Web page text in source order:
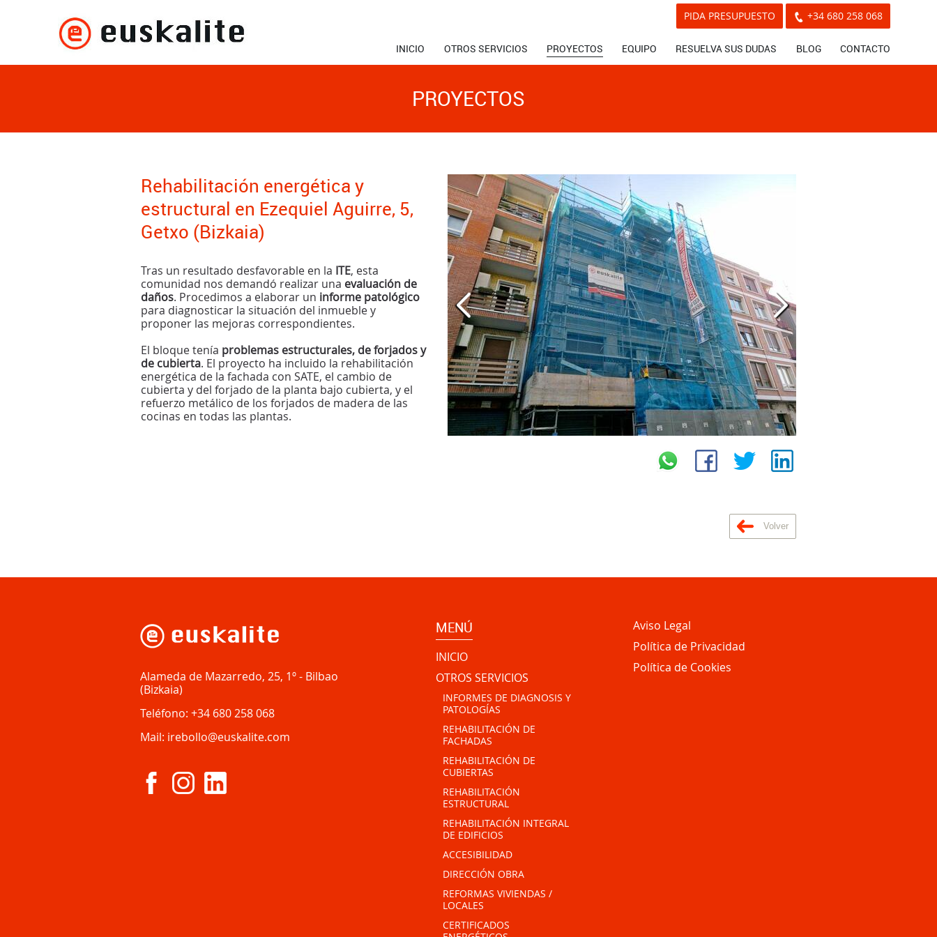
INICIO OTROS SERVICIOS PROYECTOS EQUIPO RESUELVA SUS DUDAS BLOG CONTACTO
PIDA PRESUPUESTO +34 680 258 068
PROYECTOS
Rehabilitación energética y
estructural en Ezequiel Aguirre, 5,
Getxo (Bizkaia)
Tras un resultado desfavorable en la ITE, esta
comunidad nos demandó realizar una evaluación de
daños. Procedimos a elaborar un informe patológico
para diagnosticar la situación del inmueble y
proponer las mejoras correspondientes.
El bloque tenía problemas estructurales, de forjados y
de cubierta. El proyecto ha incluido la rehabilitación
energética de la fachada con SATE, el cambio de
cubierta y del forjado de la planta bajo cubierta, y el
refuerzo metálico de los forjados de madera de las
cocinas en todas las plantas.
Volver
Alameda de Mazarredo, 25, 1º- Bilbao
(Bizkaia)
Teléfono: +34 680 258 068
Mail: irebollo@euskalite.com
MENÚ
INICIO
OTROS SERVICIOS
INFORMES DE DIAGNOSIS Y
PATOLOGÍAS
REHABILITACIÓN DE
FACHADAS
REHABILITACIÓN DE
CUBIERTAS
REHABILITACIÓN
ESTRUCTURAL
REHABILITACIÓN INTEGRAL
DE EDIFICIOS
ACCESIBILIDAD
DIRECCIÓN OBRA
REFORMAS VIVIENDAS /
LOCALES
CERTIFICADOS
Aviso Legal
Política de Privacidad
Política de Cookies